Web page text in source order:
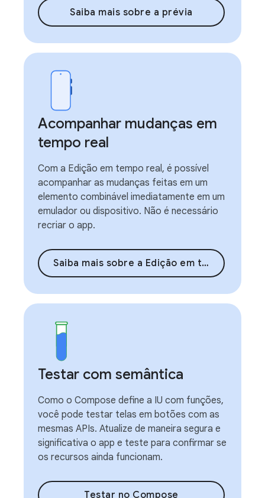
Saiba mais sobre a prévia
Acompanhar mudanças em
tempo real
Com a Edição em tempo real, é possível
acompanhar as mudanças feitas em um
elemento combinável imediatamente em um
emulador ou dispositivo. Não é necessário
recriar o app.
Saiba mais sobre a Edição em tempo real
Testar com semântica
Como o Compose define a IU com funções,
você pode testar telas em botões com as
mesmas APIs. Atualize de maneira segura e
significativa o app e teste para confirmar se
os recursos ainda funcionam.
Testar no Compose